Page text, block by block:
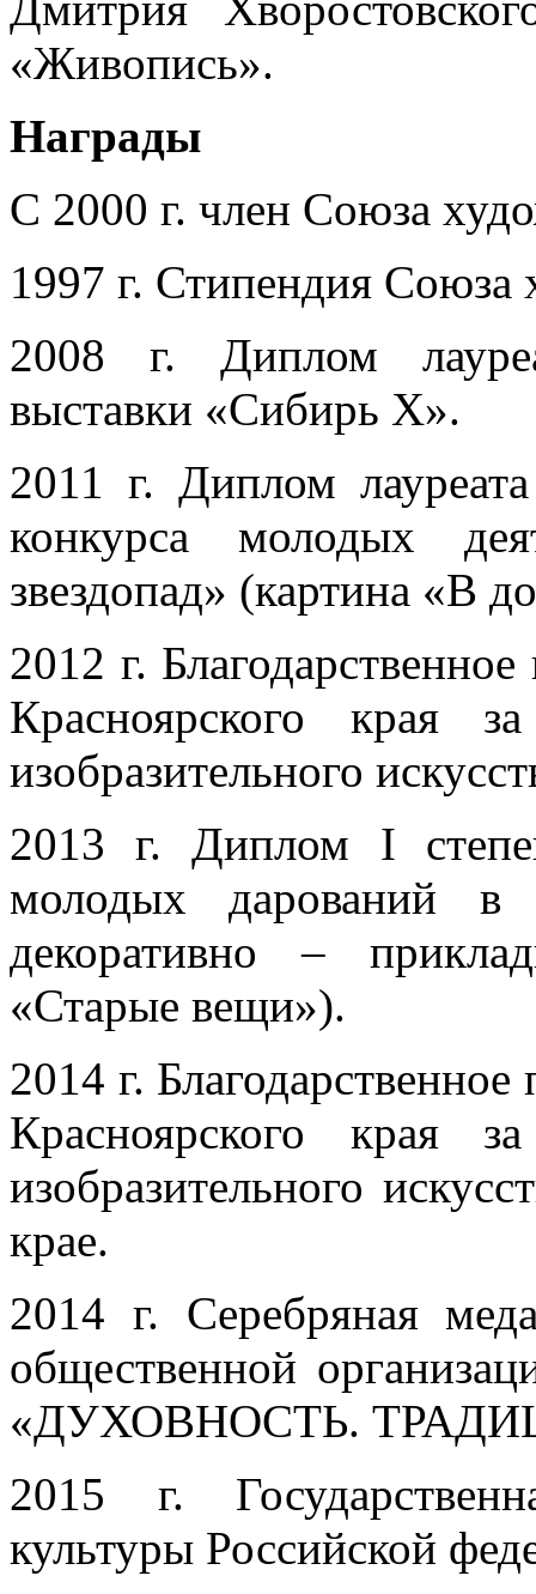
«Живопись».
Награды
С 2000 г. член Союза
1997 г. Стипендия Союза
2008 г. Диплом
выставки «Сибирь Х».
2011 г. Диплом
конкурса молодых
звездопад» (картина «В
2012 г.
Красноярского края
изобразительного
2013 г. Диплом I
молодых дарований в
декоративно –
«Старые вещи»).
2014 г.
Красноярского края
изобразительного
крае.
2014 г. Серебряная
общественной
«ДУХОВНОСТЬ.
2015 г.
культуры Российской